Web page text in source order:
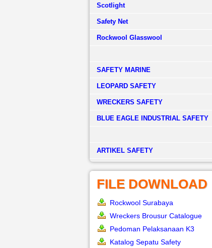
Scotlight
Safety Net
Rockwool Glasswool
SAFETY MARINE
LEOPARD SAFETY
WRECKERS SAFETY
BLUE EAGLE INDUSTRIAL SAFETY
­ARTIKEL SAFETY
FILE DOWNLOAD
Rockwool Surabaya
Wreckers Brousur Catalogue
Pedoman Pelaksanaan K3
Katalog Sepatu Safety